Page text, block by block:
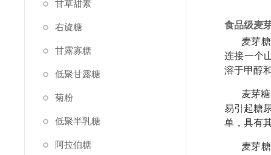
甘草甜素
右旋糖
甘露寡糖
低聚甘露糖
菊粉
低聚半乳糖
阿拉伯糖
食品级麦
麦芽
连接一个
溶于甲醇
麦芽
易引起糖
单，具有
麦芽